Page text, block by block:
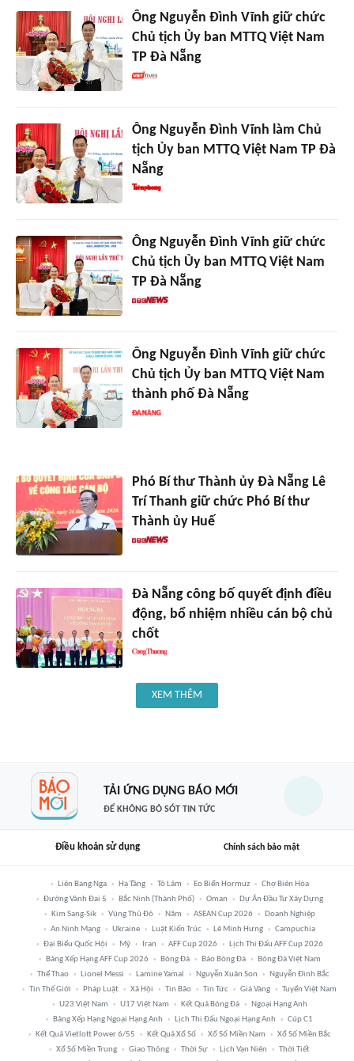
Ông Nguyễn Đình Vĩnh giữ chức
Chủ tịch Ủy ban MTTQ Việt Nam
TP Đà Nẵng
Ông Nguyễn Đình Vĩnh làm Chủ
tịch Ủy ban MTTQ Việt Nam TP Đà
Nẵng
Ông Nguyễn Đình Vĩnh giữ chức
Chủ tịch Ủy ban MTTQ Việt Nam
TP Đà Nẵng
Ông Nguyễn Đình Vĩnh giữ chức
Chủ tịch Ủy ban MTTQ Việt Nam
thành phố Đà Nẵng
Phó Bí thư Thành ủy Đà Nẵng Lê
Trí Thanh giữ chức Phó Bí thư
Thành ủy Huế
Đà Nẵng công bố quyết định điều
động, bổ nhiệm nhiều cán bộ chủ
chốt
XEM THÊM
TẢI ỨNG DỤNG BÁO MỚI
ĐỂ KHÔNG BỎ SÓT TIN TỨC
Điều khoản sử dụng Chính sách bảo mật
Liên Bang Nga Hạ Tầng Tô Lâm Eo Biển Hormuz
Chợ Biên Hòa
Đường Vành Đai 5
Bắc Ninh (thành Phố) Oman
Dự Án Đầu Tư Xây Dựng
Kim Sang-Sik
Vùng Thủ Đô Năm ASEAN Cup 2026
Doanh Nghiệp
An Ninh Mạng
Ukraine Luật Kiến Trúc Lê Minh Hưng
Campuchia
Đại Biểu Quốc Hội
Mỹ Iran AFF Cup 2026
Lịch Thi Đấu AFF Cup 2026
Bảng Xếp Hạng AFF Cup 2026
Bóng Đá Báo Bóng Đá
Bóng Đá Việt Nam
Thể Thao
Lionel Messi Lamine Yamal Nguyễn Xuân Son
Nguyễn Đình Bắc
Tin Thế Giới
Pháp Luật Xã Hội Tin Bão Tin Tức Giá Vàng
Tuyển Việt Nam
U23 Việt Nam
U17 Việt Nam Kết Quả Bóng Đá
Ngoại Hạng Anh
Bảng Xếp Hạng Ngoại Hạng Anh
Lịch Thi Đấu Ngoại Hạng Anh
Cúp C1
Kết Quả Vietlott Power 6/55
Kết Quả Xổ Số Xổ Số Miền Nam
Xổ Số Miền Bắc
Xổ Số Miền Trung
Giao Thông Thời Sự Lịch Vạn Niên
Thời Tiết